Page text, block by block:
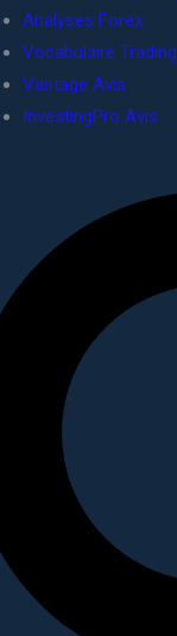
Analyses Forex
Vocabulaire Trading
Vantage Avis
InvestingPro Avis